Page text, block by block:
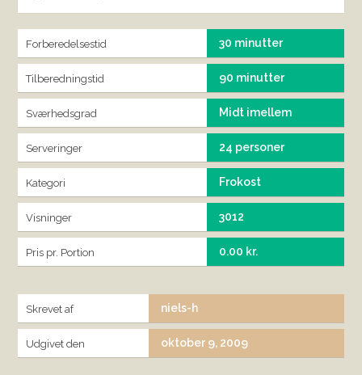
Forberedelsestid 30 minutter
Tilberedningstid 90 minutter
Sværhedsgrad Midt imellem
Serveringer 24 personer
Kategori Frokost
Visninger 3012
Pris pr. Portion 0.00 kr.
Skrevet af niels-h
Udgivet den oktober 9, 2009